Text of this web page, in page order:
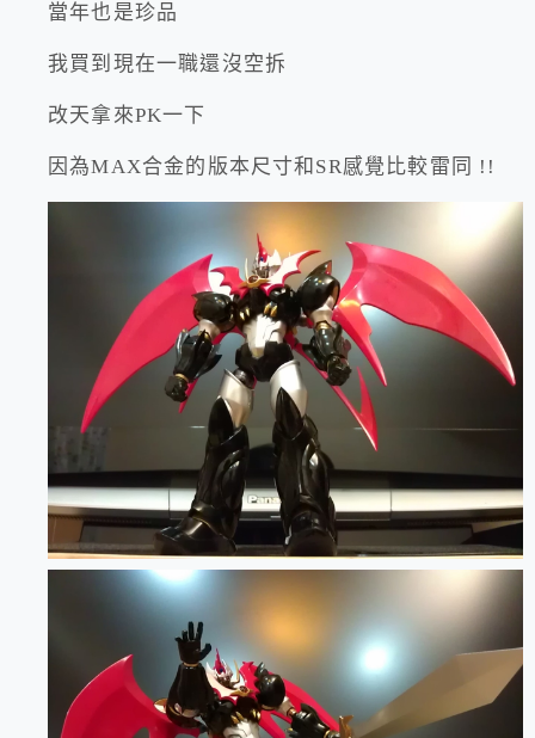
當年也是珍品
我買到現在一職還沒空拆
改天拿來PK一下
因為MAX合金的版本尺寸和SR感覺比較雷同 !!